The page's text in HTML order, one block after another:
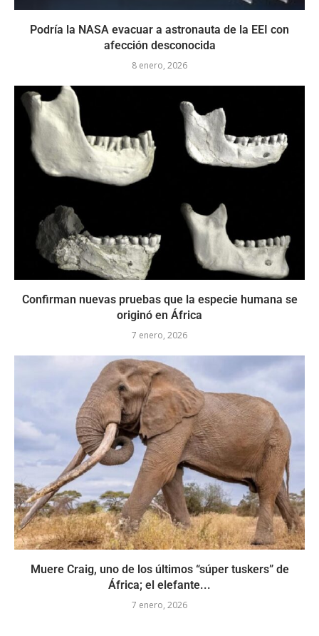
Podría la NASA evacuar a astronauta de la EEI con
afección desconocida
8 enero, 2026
Confirman nuevas pruebas que la especie humana se
originó en África
7 enero, 2026
Muere Craig, uno de los últimos “súper tuskers” de
África; el elefante...
7 enero, 2026